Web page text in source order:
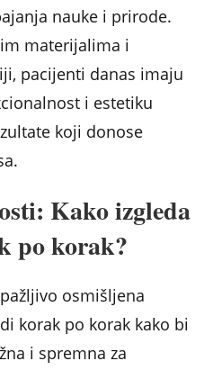
nauke i prirode.
materijalima i
pacijenti danas imaju
i estetiku
koji donose
Kako izgleda
po korak?
osmišljena
korak po korak kako bi
i spremna za